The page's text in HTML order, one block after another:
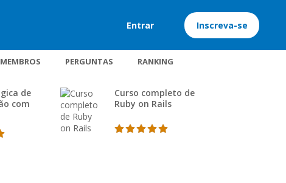
Entrar Inscreva-se
MEMBROS PERGUNTAS RANKING
de
com
Curso completo de
Ruby on Rails